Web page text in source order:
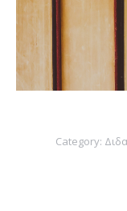
Category: